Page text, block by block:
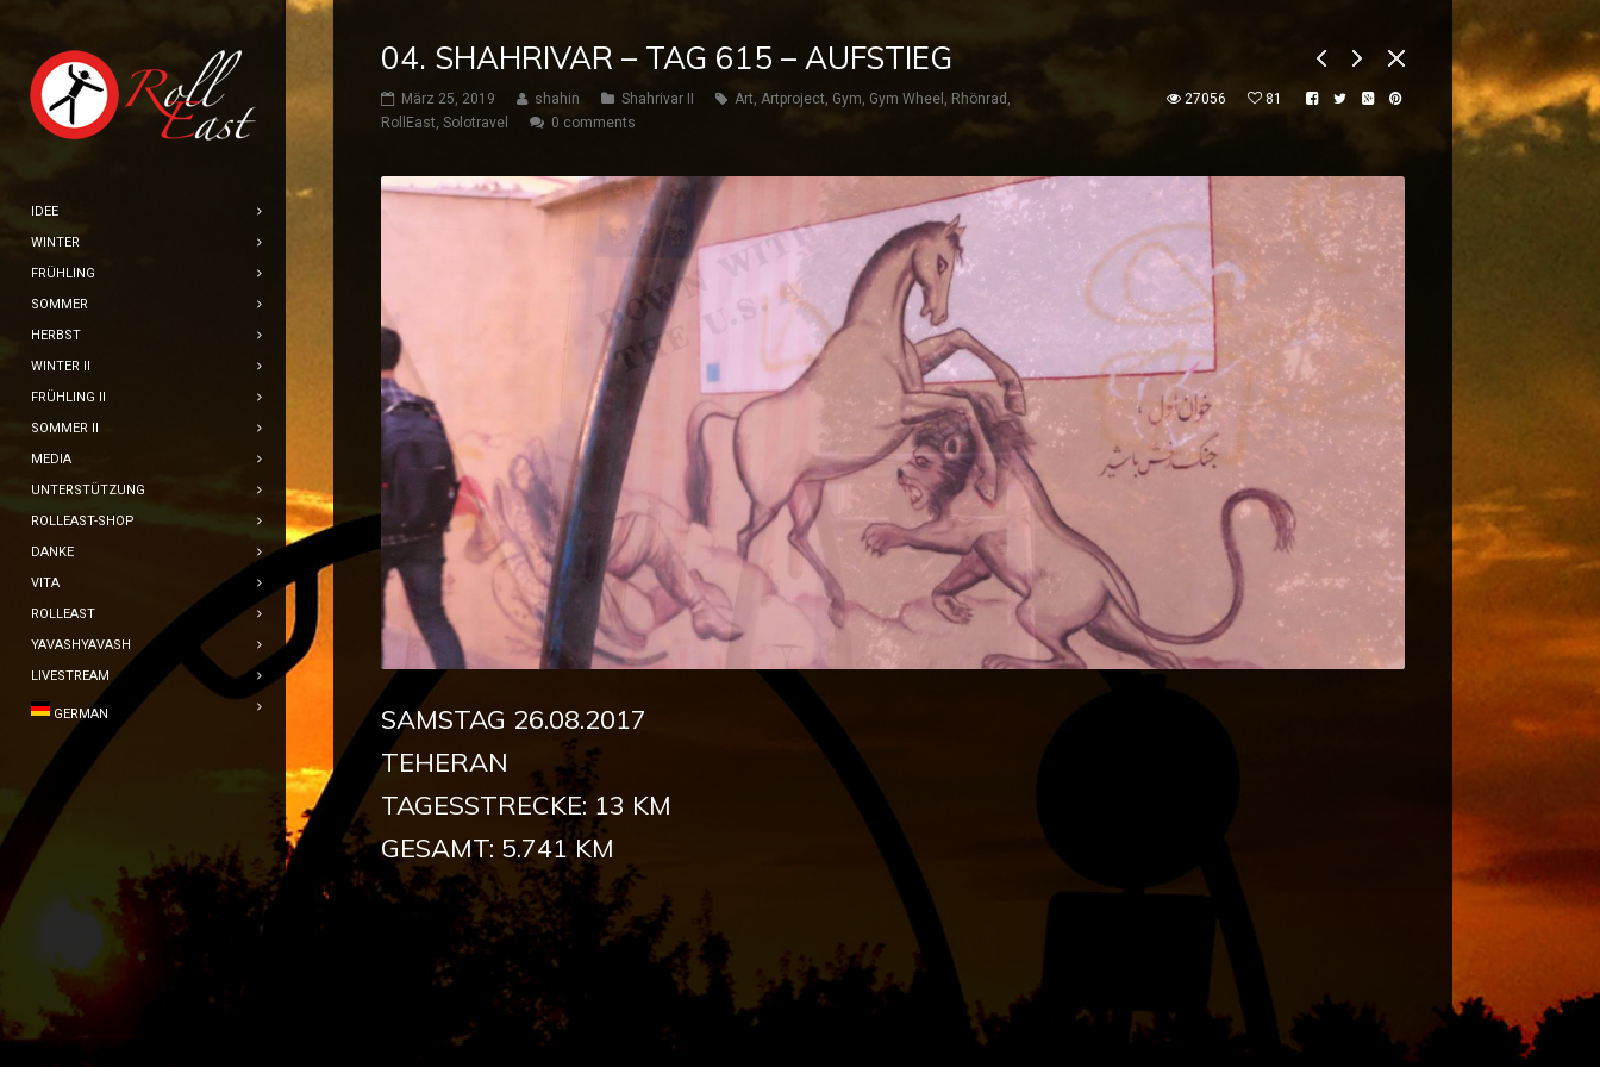
IDEE
WINTER
FRÜHLING
SOMMER
HERBST
WINTER II
FRÜHLING II
SOMMER II
MEDIA
UNTERSTÜTZUNG
ROLLEAST-SHOP
DANKE
VITA
ROLLEAST
YAVASHYAVASH
LIVESTREAM
GERMAN
04. SHAHRIVAR – TAG 615 – AUFSTIEG
März 25, 2019 shahin Shahrivar II Art, Artproject, Gym, Gym Wheel , Rhönrad ,
RollEast, Solotravel 0 comments
27056 81
SAMSTAG 26.08.2017
TEHERAN
TAGESSTRECKE: 13 KM
GESAMT: 5.741 KM